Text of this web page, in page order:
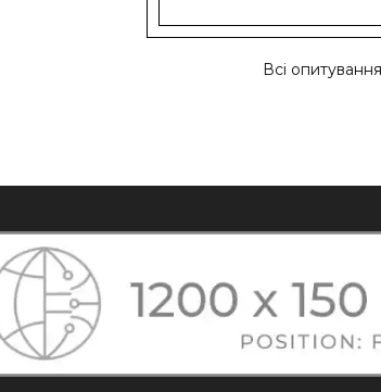
Всі опитування